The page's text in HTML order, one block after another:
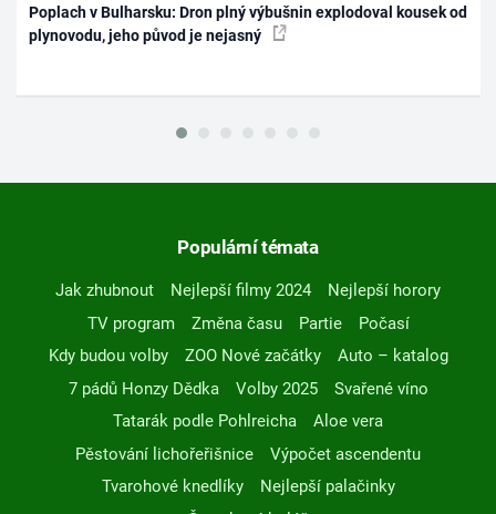
Poplach v Bulharsku: Dron plný výbušnin explodoval kousek od
plynovodu, jeho původ je nejasný
Populární témata
Jak zhubnout Nejlepší filmy 2024
Nejlepší horory
TV program
Změna času Partie
Počasí
Kdy budou volby
ZOO Nové začátky
Auto – katalog
7 pádů Honzy Dědka
Volby 2025
Svařené víno
Tatarák podle Pohlreicha
Aloe vera
Pěstování lichořeřišnice
Výpočet ascendentu
Tvarohové knedlíky
Nejlepší palačinky